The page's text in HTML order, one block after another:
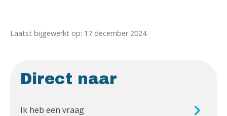
Laatst bijgewerkt op: 17 december 2024
Direct naar
Ik heb een vraag